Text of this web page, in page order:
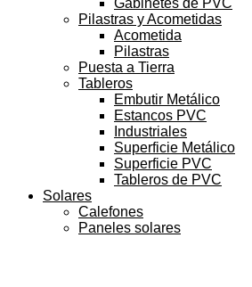
Gabinetes de PVC
Pilastras y Acometidas
Acometida
Pilastras
Puesta a Tierra
Tableros
Embutir Metálico
Estancos PVC
Industriales
Superficie Metálico
Superficie PVC
Tableros de PVC
Solares
Calefones
Paneles solares